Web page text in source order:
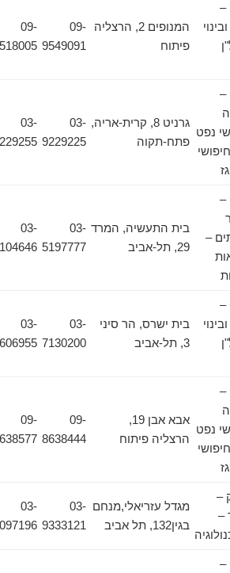
המנופים 2, הרצליה
פיתוח
09-
9549091
9518005
גרניט 8, קרית-אריה,
פתח-תקוה
03-
9229225
9229255
בית התעשיה, המרד 03-
5197777
5104646
בית ישרס, הר סיני
03-
7130200
5606955
אבא אבן 19,
הרצליה פיתוח
8638444
8638577
מגדל עזריאלי,מנחם 03-
9333121
5097196